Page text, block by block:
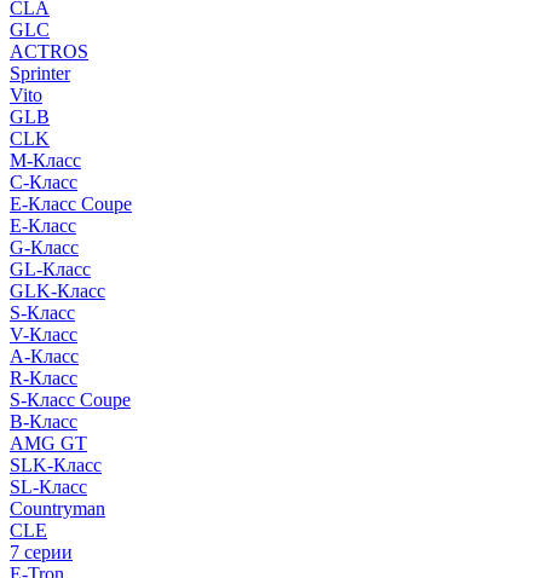
CLA
GLC
ACTROS
Sprinter
Vito
GLB
CLK
M-Класс
C-Класс
E-Класс Coupe
E-Класс
G-Класс
GL-Класс
GLK-Класс
S-Класс
V-Класс
A-Класс
R-Класс
S-Класс Сoupe
B-Класс
AMG GT
SLK-Класс
SL-Класс
Countryman
CLE
7 серии
E-Tron